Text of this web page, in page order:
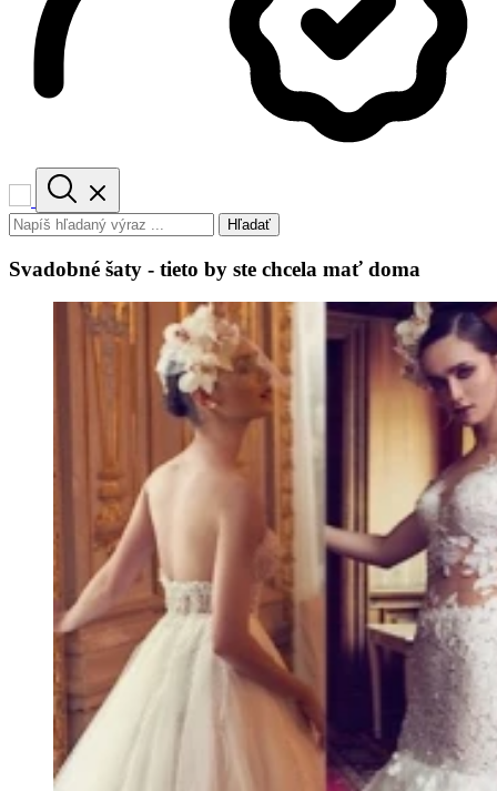
Hľadať
Svadobné šaty - tieto by ste chcela mať doma